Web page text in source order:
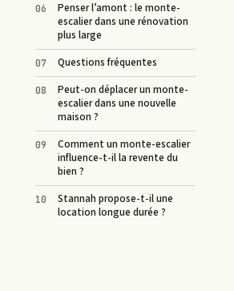
Penser l’amont : le monte-
escalier dans une rénovation
plus large
Questions fréquentes
Peut-on déplacer un monte-
escalier dans une nouvelle
maison ?
Comment un monte-escalier
influence-t-il la revente du
bien ?
Stannah propose-t-il une
location longue durée ?